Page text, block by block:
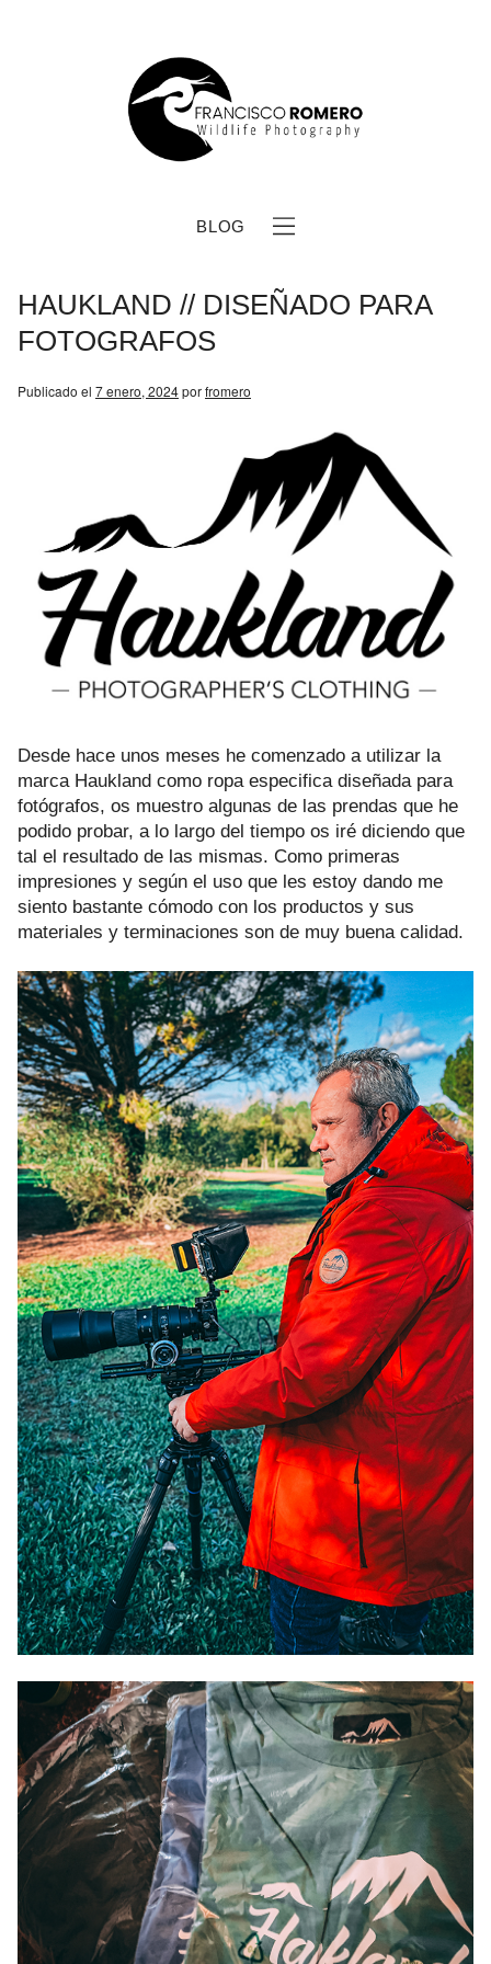
BLOG
HAUKLAND // DISEÑADO PARA
FOTOGRAFOS
Publicado el 7 enero, 2024porfromero
Desde hace unos meses he comenzado a utilizar la
marca Haukland como ropa especifica diseñada para
fotógrafos, os muestro algunas de las prendas que he
podido probar, a lo largo del tiempo os iré diciendo que
tal el resultado de las mismas. Como primeras
impresiones y según el uso que les estoy dando me
siento bastante cómodo con los productos y sus
materiales y terminaciones son de muy buena calidad.